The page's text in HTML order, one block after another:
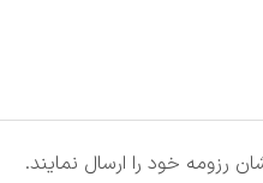
رزومه خود را ارسال نمایند.